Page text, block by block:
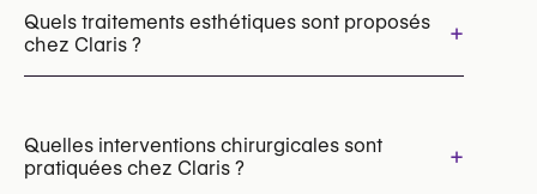
Quels traitements esthétiques sont proposés
chez Claris ?
+
Quelles interventions chirurgicales sont
pratiquées chez Claris ?
+